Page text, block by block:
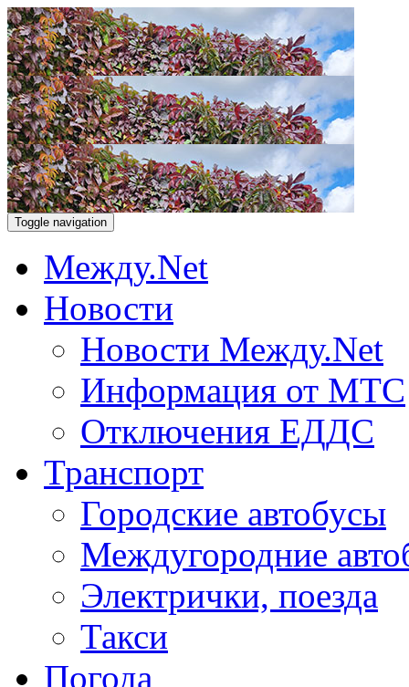
Toggle navigation
Между.Net
Новости
Новости Между.Net
Информация от МТС
Отключения ЕДДС
Транспорт
Городские автобусы
Междугородние
Электрички, поезда
Такси
Погода